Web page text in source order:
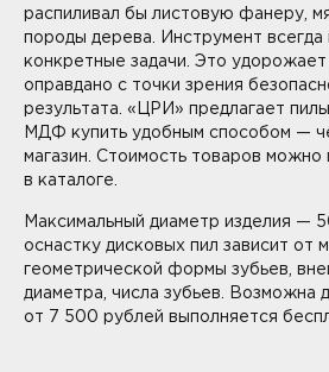
распиливал бы листовую фанеру,
породы дерева. Инструмент всегда
конкретные задачи. Это удорожает
оправдано с точки зрения
результата. «ЦРИ» предлагает
МДФ купить удобным способом —
магазин. Стоимость товаров можно
в каталоге.
Максимальный диаметр изделия —
оснастку дисковых пил зависит от
геометрической формы зубьев,
диаметра, числа зубьев. Возможна
от 7 500 рублей выполняется